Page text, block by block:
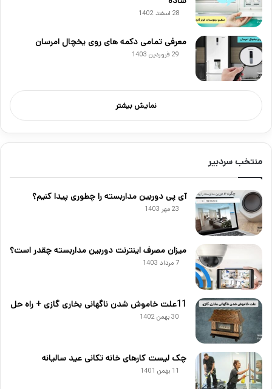
28 اسفند 1402
معرفی تمامی دکمه های روی یخچال امرسان
29 فروردین 1403
نمایش بیشتر
منتخب سردبیر
آی پی دوربین مداربسته را چطوری پیدا کنیم؟
23 مهر 1403
میزان مصرف اینترنت دوربین مداربسته چقدر است؟
7 مرداد 1403
11علت خاموش شدن ناگهانی بخاری گازی + راه حل
30 بهمن 1402
چک لیست کارهای خانه تکانی عید سالیانه
11 بهمن 1401